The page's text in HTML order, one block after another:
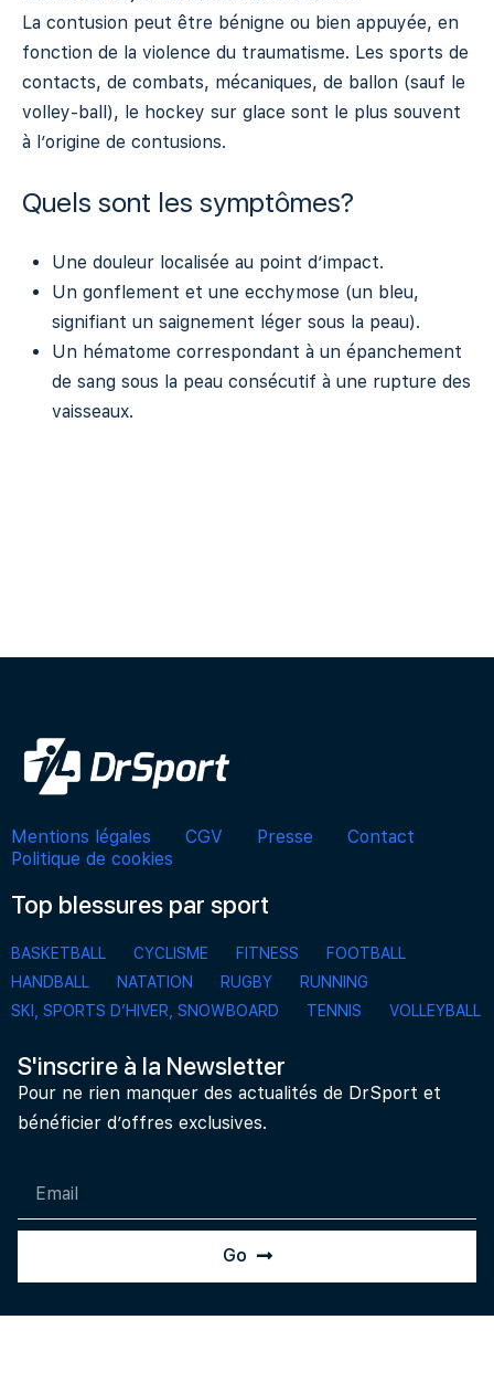
La contusion peut être bénigne ou bien appuyée, en
fonction de la violence du traumatisme. Les sports de
contacts, de combats, mécaniques, de ballon (sauf le
volley-ball), le hockey sur glace sont le plus souvent
à l’origine de contusions.
Quels sont les symptômes?
Une douleur localisée au point d’impact.
Un gonflement et une ecchymose (un bleu,
signifiant un saignement léger sous la peau).
Un hématome correspondant à un épanchement
de sang sous la peau consécutif à une rupture des
vaisseaux.
Mentions légales CGV Presse
Contact
Politique de cookies
Top blessures par sport
BASKETBALL CYCLISME FITNESS
FOOTBALL
HANDBALL
NATATION RUGBY
RUNNING
SKI, SPORTS D’HIVER, SNOWBOARD
TENNIS VOLLEYBALL
S'inscrire à la Newsletter
Pour ne rien manquer des actualités de DrSport et
bénéficier d’offres exclusives.
Go